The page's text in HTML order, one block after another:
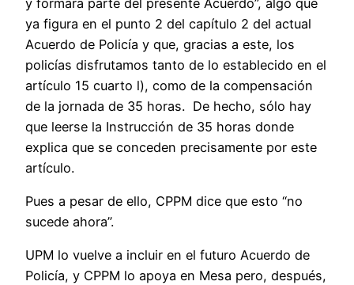
ya figura en el punto 2 del capítulo 2 del actual
Acuerdo de Policía y que, gracias a este, los
policías disfrutamos tanto de lo establecido en el
artículo 15 cuarto l), como de la compensación
de la jornada de 35 horas. De hecho, sólo hay
que leerse la Instrucción de 35 horas donde
explica que se conceden precisamente por este
artículo.
Pues a pesar de ello, CPPM dice que esto “no
sucede ahora”.
UPM lo vuelve a incluir en el futuro Acuerdo de
Policía, y CPPM lo apoya en Mesa pero, después,